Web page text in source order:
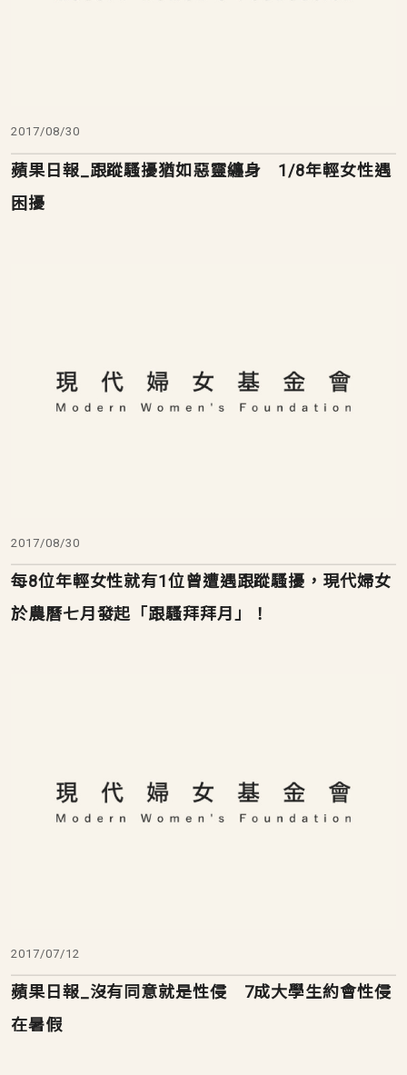
2017/08/30
蘋果日報_跟蹤騷擾猶如惡靈纏身 1/8年輕女性遇
困擾
2017/08/30
每8位年輕女性就有1位曾遭遇跟蹤騷擾，現代婦女
於農曆七月發起「跟騷拜拜月」！
2017/07/12
蘋果日報_沒有同意就是性侵 7成大學生約會性侵
在暑假